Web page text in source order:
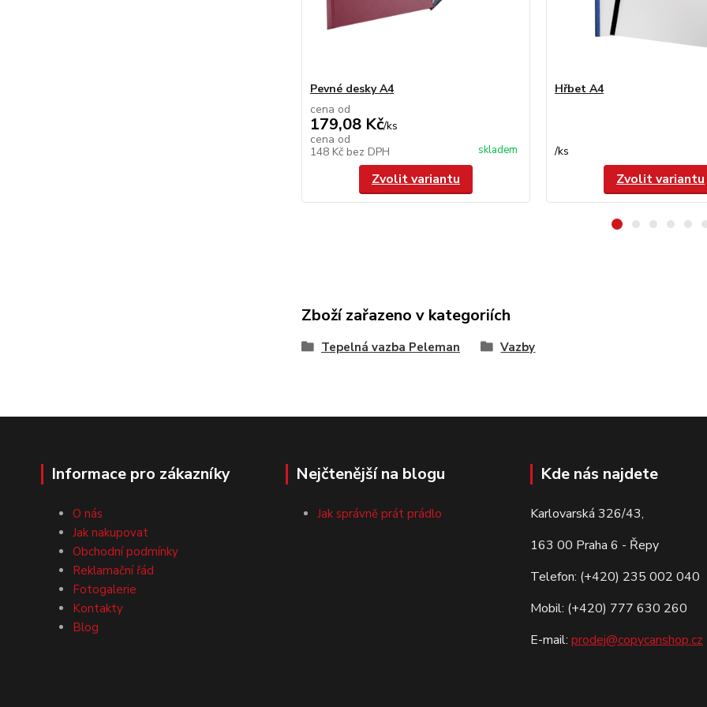
Pevné desky A4
cena od
179,08 Kč/ks
cena od
148 Kč bez DPH skladem
Zvolit variantu
Hřbet A4
/ks
Zvolit variantu
Zboží zařazeno v kategoriích
Tepelná vazba Peleman Vazby
Informace pro zákazníky
O nás
Jak nakupovat
Obchodní podmínky
Reklamační řád
Fotogalerie
Kontakty
Blog
Nejčtenější na blogu
Jak správně prát prádlo
Kde nás najdete
Karlovarská 326/43,
163 00 Praha 6 - Řepy
Telefon: (+420) 235 002 040
Mobil: (+420) 777 630 260
E-mail: prodej@copycanshop.cz